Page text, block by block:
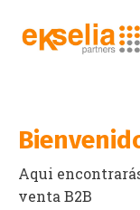
Aqui
venta B2B